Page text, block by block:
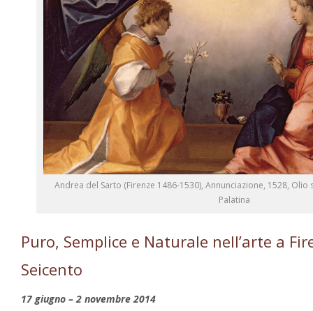
Andrea del Sarto (Firenze 1486-1530), Annunciazione, 1528, Olio
Palatina
Puro, Semplice e Naturale nell’arte a
Seicento
17 giugno – 2 novembre 2014